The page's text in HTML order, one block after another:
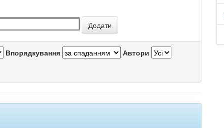
Впорядкування Автори